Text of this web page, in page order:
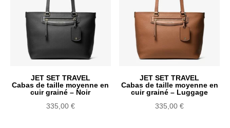
JET SET TRAVEL
Cabas de taille moyenne en
cuir grainé – Noir
335,00 €
JET SET TRAVEL
Cabas de taille moyenne en
cuir grainé – Luggage
335,00€